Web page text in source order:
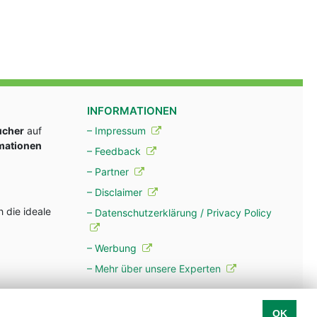
auf
die ideale
INFORMATIONEN
– Impressum
– Feedback
– Partner
– Disclaimer
– Datenschutzerklärung / Privacy Policy
– Werbung
– Mehr über unsere Experten
OK